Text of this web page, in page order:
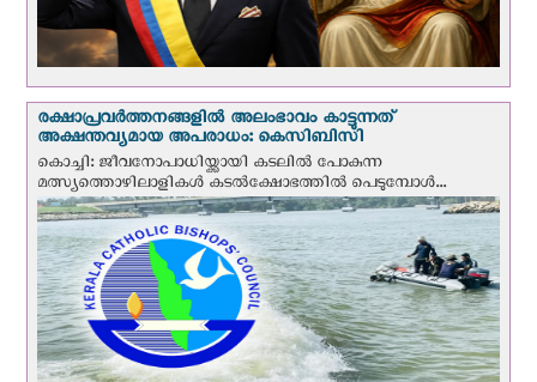
രക്ഷാപ്രവര്‍ത്തനങ്ങളില്‍ അലംഭാവം കാട്ടുന്നത്
അക്ഷന്തവ്യമായ അപരാധം: കെസിബിസി
കൊച്ചി: ജീവനോപാധിയ്ക്കായി കടലില്‍ പോകുന്ന
മത്സ്യത്തൊഴിലാളികള്‍ കടല്‍ക്ഷോഭത്തില്‍ പെടുമ്പോള്‍...